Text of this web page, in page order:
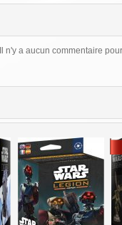
Il n'y a aucun commentaire